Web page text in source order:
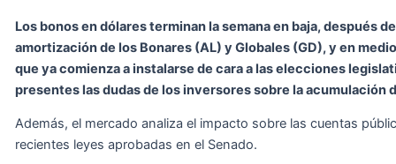
Los bonos en dólares terminan la semana en baja, después
amortización de los Bonares (AL) y Globales (GD), y en
que ya comienza a instalarse de cara a las elecciones
presentes las dudas de los inversores sobre la acumulación
Además, el mercado analiza el impacto sobre las cuentas
recientes leyes aprobadas en el Senado.